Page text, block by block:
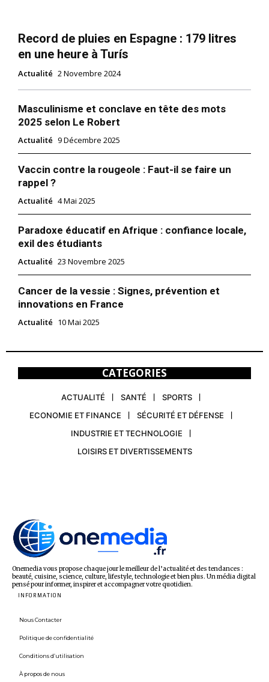
Record de pluies en Espagne : 179 litres
en une heure à Turís
Actualité 2 Novembre 2024
Masculinisme et conclave en tête des mots
2025 selon Le Robert
Actualité 9 Décembre 2025
Vaccin contre la rougeole : Faut-il se faire un
rappel ?
Actualité 4 Mai 2025
Paradoxe éducatif en Afrique : confiance locale,
exil des étudiants
Actualité 23 Novembre 2025
Cancer de la vessie : Signes, prévention et
innovations en France
Actualité 10 Mai 2025
CATEGORIES
ACTUALITÉ SANTÉ
SPORTS
ECONOMIE ET FINANCE
SÉCURITÉ ET DÉFENSE
INDUSTRIE ET TECHNOLOGIE
LOISIRS ET DIVERTISSEMENTS
Onemedia vous propose chaque jour le meilleur de l’actualité et des tendances :
beauté, cuisine, science, culture, lifestyle, technologie et bien plus. Un média digital
pensé pour informer, inspirer et accompagner votre quotidien.
INFORMATION
Nous Contacter
Politique de confidentialité
Conditions d’utilisation
À propos de nous